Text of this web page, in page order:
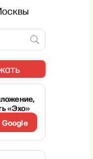
«Эхо»
Google